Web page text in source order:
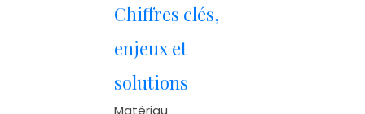
Chiffres clés,
enjeux et
solutions
Matériau